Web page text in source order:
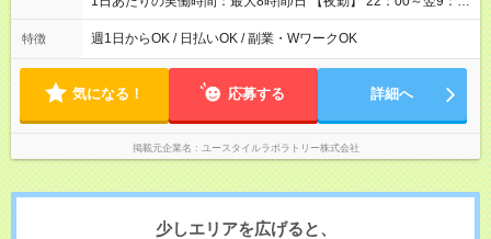
00 ※週1日～OK ／ 夜勤専従 ＊＊ 勤務時間例 ＊＊ ■22時か
ら翌7時 ■23時から翌8時 ■24時から翌9時 など ※上記の時間
ます。 ※曜日固定（毎週同じ曜日での勤務となります）
特徴 週1日からOK / 日払いOK / 副業・WワークOK
気になる！ 応募する 詳細へ
掲載元企業名 ユースタイルラボラトリー株式会社
少しエリアを広げると、